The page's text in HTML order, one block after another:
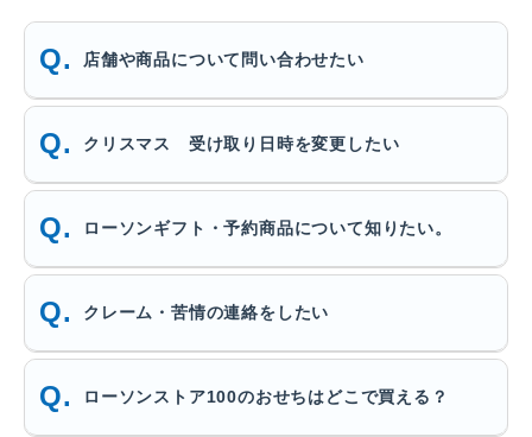
店舗や商品について問い合わせたい
クリスマス 受け取り日時を変更したい
ローソンギフト・予約商品について知りたい。
クレーム・苦情の連絡をしたい
ローソンストア100のおせちはどこで買える？